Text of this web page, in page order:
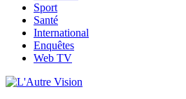
Sport
Santé
International
Enquêtes
Web TV